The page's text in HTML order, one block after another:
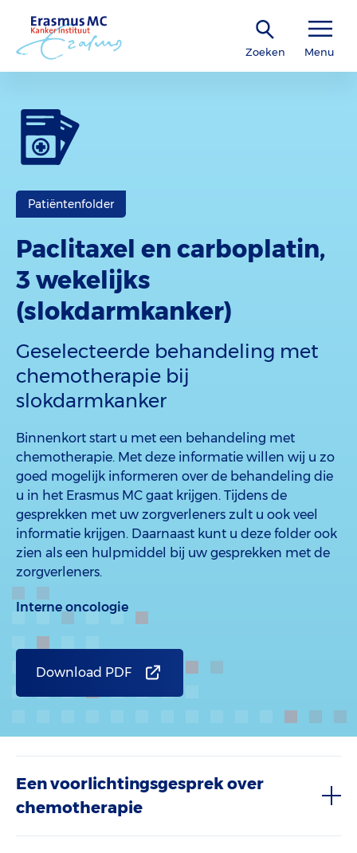
Zoeken Menu
Patiëntenfolder
Paclitaxel en carboplatin,
3 wekelijks
(slokdarmkanker)
Geselecteerde behandeling met
chemotherapie bij
slokdarmkanker
Binnenkort start u met een behandeling met
chemotherapie. Met deze informatie willen wij u zo
goed mogelijk informeren over de behandeling die
u in het Erasmus MC gaat krijgen. Tijdens de
gesprekken met uw zorgverleners zult u ook veel
informatie krijgen. Daarnaast kunt u deze folder ook
zien als een hulpmiddel bij uw gesprekken met de
zorgverleners.
Interne oncologie
Download PDF
Een voorlichtingsgesprek over
chemotherapie